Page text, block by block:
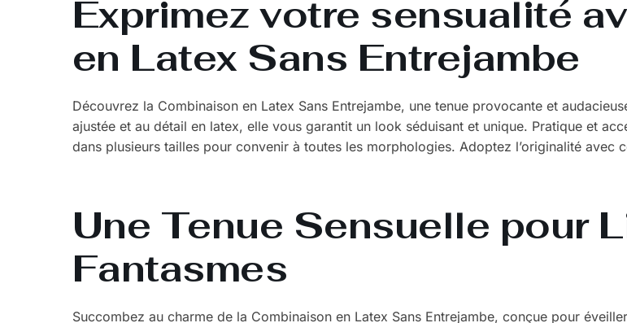
Exprimez votre sensualité
en Latex Sans Entrejambe
Découvrez la Combinaison en Latex Sans Entrejambe, une tenue provocante et
ajustée et au détail en latex, elle vous garantit un look séduisant et unique. Pratique et
dans plusieurs tailles pour convenir à toutes les morphologies. Adoptez l’originalité avec
Une Tenue Sensuelle pour
Fantasmes
Succombez au charme de la Combinaison en Latex Sans Entrejambe, conçue pour